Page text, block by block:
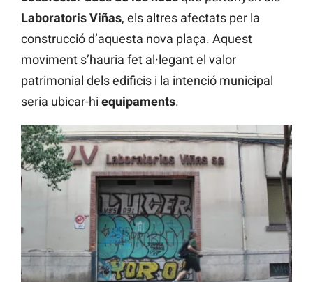
Laboratoris Viñas, els altres afectats per la
construcció d’aquesta nova plaça. Aquest
moviment s’hauria fet al·legant el valor
patrimonial dels edificis i la intenció municipal
seria ubicar-hi equipaments.